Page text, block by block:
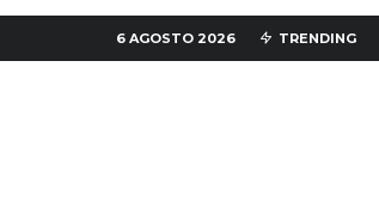
6 AGOSTO 2026 TRENDING